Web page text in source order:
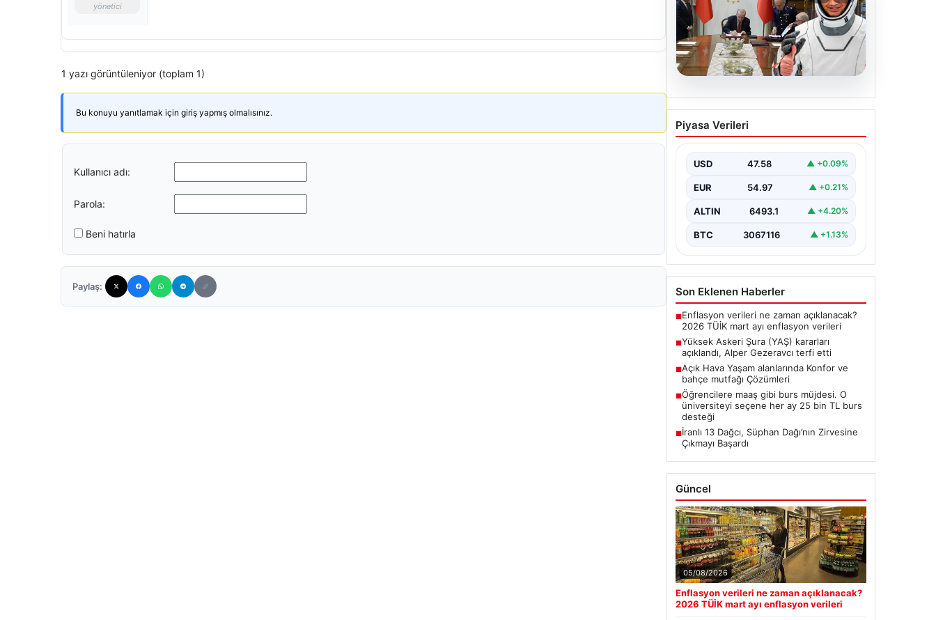
yönetici
1 yazı görüntüleniyor (toplam 1)
Bu konuyu yanıtlamak için giriş yapmış olmalısınız.
Kullanıcı adı:
Parola:
Beni hatırla
Paylaş:
Yüksek Askeri Şura (YAŞ)
kararları açıklandı, Alper
Piyasa Verileri
USD 47.58 ▲ +0.09%
EUR 54.97 ▲ +0.21%
ALTIN 6493.1 ▲ +4.20%
BTC 3067116 ▲ +1.13%
Son Eklenen Haberler
■Enflasyon verileri ne zaman açıklanacak?
2026 TÜİK mart ayı enflasyon verileri
■Yüksek Askeri Şura (YAŞ) kararları
açıklandı, Alper Gezeravcı terfi etti
■Açık Hava Yaşam alanlarında Konfor ve
bahçe mutfağı Çözümleri
■Öğrencilere maaş gibi burs müjdesi. O
üniversiteyi seçene her ay 25 bin TL burs
desteği
■İranlı 13 Dağcı, Süphan Dağı’nın Zirvesine
Çıkmayı Başardı
Güncel
05/08/2026
Enflasyon verileri ne zaman açıklanacak?
2026 TÜİK mart ayı enflasyon verileri